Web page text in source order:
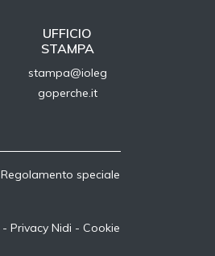
UFFICIO
STAMPA
stampa@ioleg
goperche.it
Regolamento speciale
- Privacy Nidi - Cookie